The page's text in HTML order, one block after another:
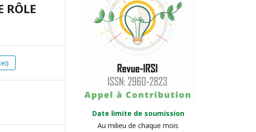
RÔLE
Date limite de soumission
Au milieu de chaque mois